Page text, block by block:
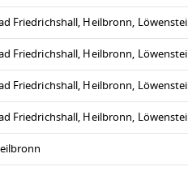
Friedrichshall, Heilbronn,
Friedrichshall, Heilbronn,
Friedrichshall, Heilbronn,
Friedrichshall, Heilbronn,